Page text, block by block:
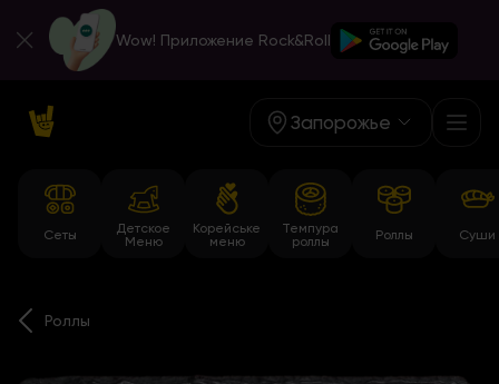
Wow! Приложение Rock&Roll
Запорожье
Сеты
Детское
Меню
Корейське
меню
Темпура
роллы
Роллы Суши
Роллы